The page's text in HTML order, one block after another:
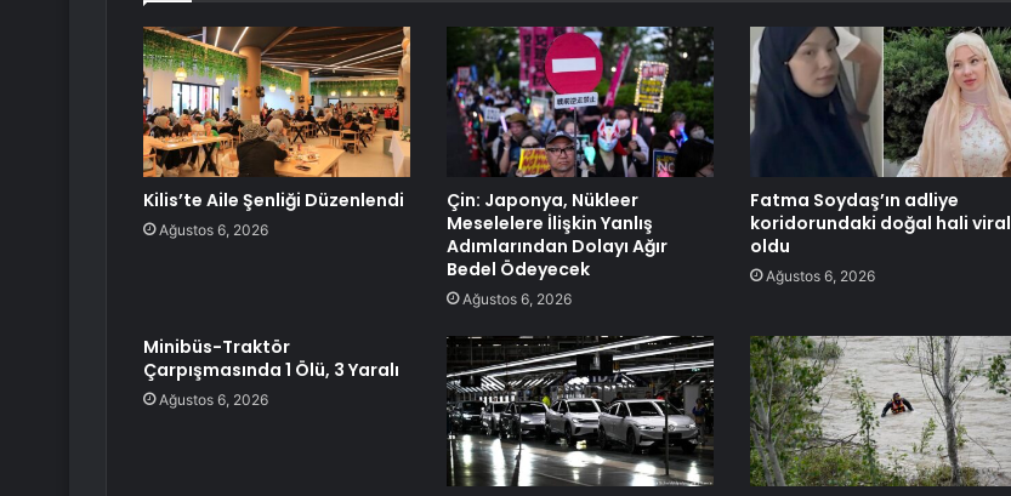
Kilis’te Aile Şenliği Düzenlendi
Ağustos 6, 2026
Çin: Japonya, Nükleer
Meselelere İlişkin Yanlış
Adımlarından Dolayı Ağır
Bedel Ödeyecek
Ağustos 6, 2026
Fatma Soydaş’ın adliye
koridorundaki doğal hali viral
oldu
Ağustos 6, 2026
Minibüs-Traktör
Çarpışmasında 1 Ölü, 3 Yaralı
Ağustos 6, 2026